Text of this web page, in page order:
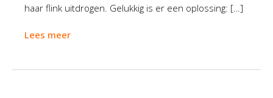
haar flink uitdrogen. Gelukkig is er een oplossing: […]
Lees meer